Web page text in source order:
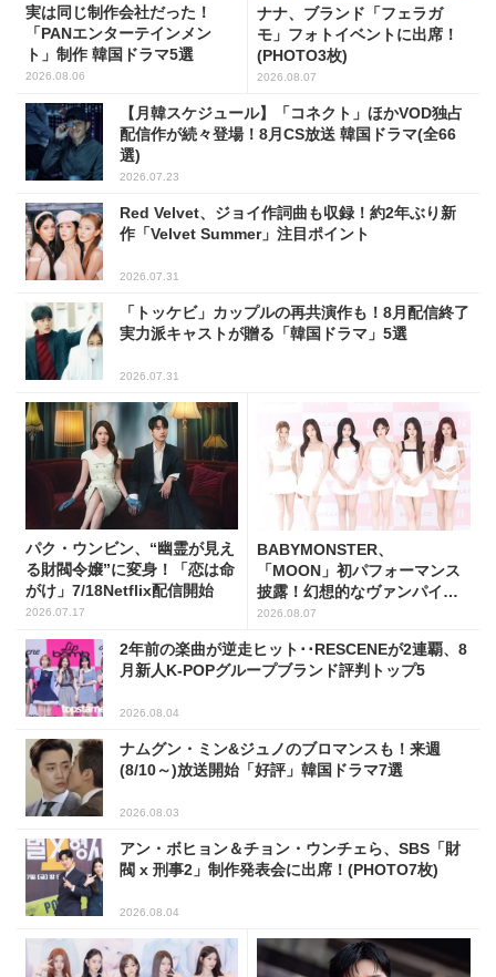
実は同じ制作会社だった！
「PANエンターテインメン
ト」制作 韓国ドラマ5選
2026.08.06
ナナ、ブランド「フェラガ
モ」フォトイベントに出席！
(PHOTO3枚)
2026.08.07
【月韓スケジュール】「コネクト」ほかVOD独占
配信作が続々登場！8月CS放送 韓国ドラマ(全66
選)
2026.07.23
Red Velvet、ジョイ作詞曲も収録！約2年ぶり新
作「Velvet Summer」注目ポイント
2026.07.31
「トッケビ」カップルの再共演作も！8月配信終了
実力派キャストが贈る「韓国ドラマ」5選
2026.07.31
パク・ウンビン、“幽霊が見え
る財閥令嬢”に変身！「恋は命
がけ」7/18Netflix配信開始
2026.07.17
BABYMONSTER、
「MOON」初パフォーマンス
披露！幻想的なヴァンパイア
の世界観を表現
2026.08.07
2年前の楽曲が逆走ヒット･･RESCENEが2連覇、8
月新人K-POPグループブランド評判トップ5
2026.08.04
ナムグン・ミン&ジュノのブロマンスも！来週
(8/10～)放送開始「好評」韓国ドラマ7選
2026.08.03
アン・ボヒョン＆チョン・ウンチェら、SBS「財
閥 x 刑事2」制作発表会に出席！(PHOTO7枚)
2026.08.04